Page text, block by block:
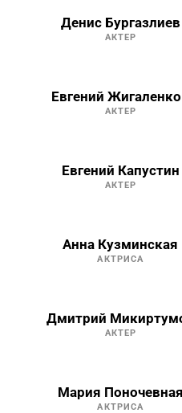
Денис Бургазлиев
АКТЕР
Евгений
АКТЕР
Евгений Капустин
АКТЕР
Анна Кузминская
АКТРИСА
Дмитрий
АКТЕР
Мария Поночевная
АКТРИСА